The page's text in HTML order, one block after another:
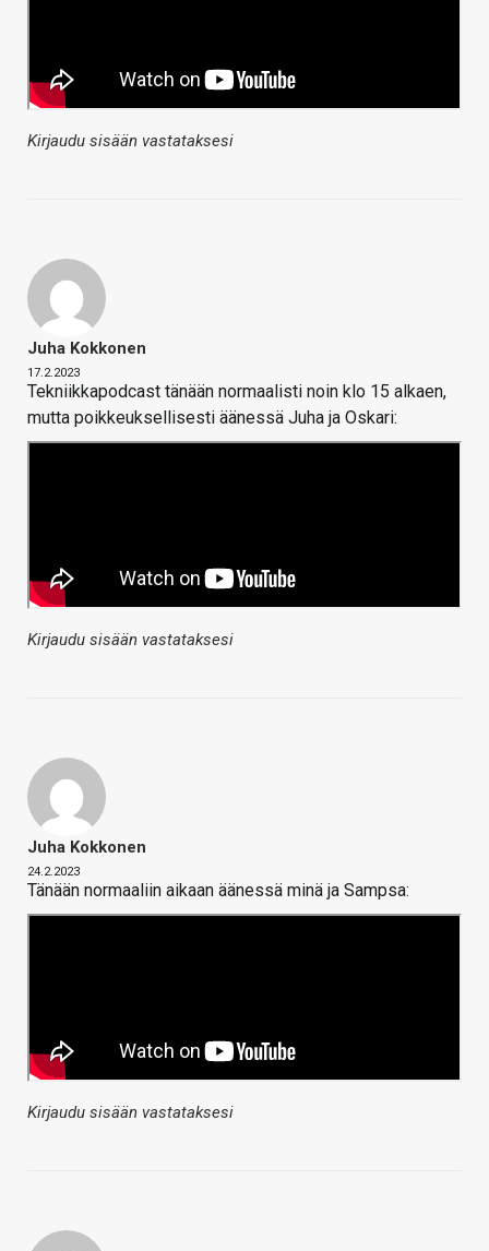
Kirjaudu sisään vastataksesi
Juha Kokkonen
17.2.2023
Tekniikkapodcast tänään normaalisti noin klo 15 alkaen,
mutta poikkeuksellisesti äänessä Juha ja Oskari:
Kirjaudu sisään vastataksesi
Juha Kokkonen
24.2.2023
Tänään normaaliin aikaan äänessä minä ja Sampsa:
Kirjaudu sisään vastataksesi